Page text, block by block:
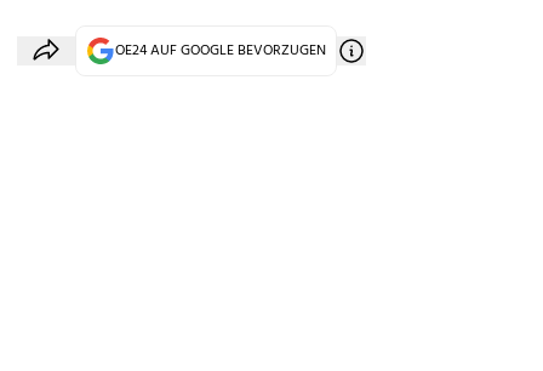
OE24 AUF GOOGLE BEVORZUGEN